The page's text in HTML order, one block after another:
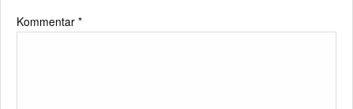
Kommentar *